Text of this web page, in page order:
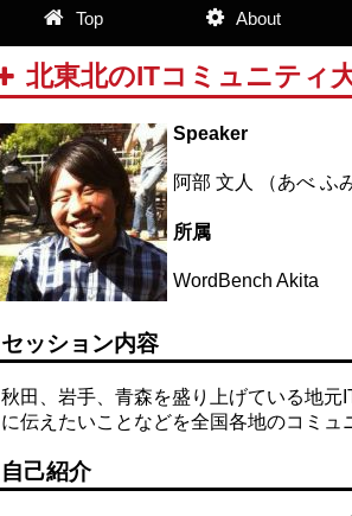
Top About
北東北のITコミュニティ
Speaker
阿部 文人 （あべ ふ
所属
WordBench Akita
セッション内容
秋田、岩手、青森を盛り上げている地
に伝えたいことなどを全国各地のコミ
自己紹介